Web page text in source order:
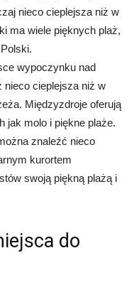
nieco cieplejsza niż w
ma wiele pięknych plaż,
wypoczynku nad
nieco cieplejsza niż w
Międzyzdroje oferują
jak molo i piękne plaże.
znaleźć nieco
kurortem
swoją piękną plażą i
do